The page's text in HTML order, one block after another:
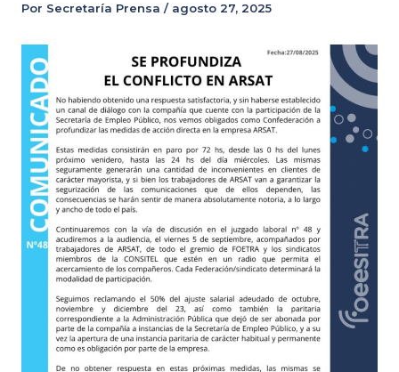
Por Secretaría Prensa / agosto 27, 2025